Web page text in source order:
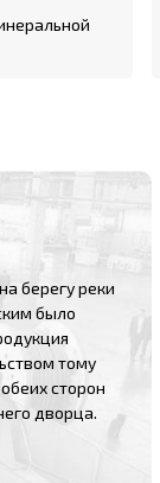
берегу реки
было
тому
сторон
дворца.